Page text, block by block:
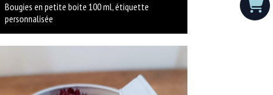
Bougies en petite boite 100 ml, étiquette
personnalisée